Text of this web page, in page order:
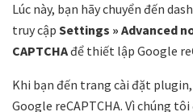
Lúc này, bạn hãy chuyển đến
truy cập Settings » Advanced
CAPTCHAđể thiết lập Google
Khi bạn đến trang cài đặt
Google reCAPTCHA. Vì chúng